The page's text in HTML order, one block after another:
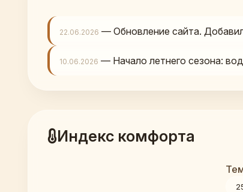
22.06.2026 — Обновление сайта.
10.06.2026 — Начало летнего сезона:
Индекс комфорта